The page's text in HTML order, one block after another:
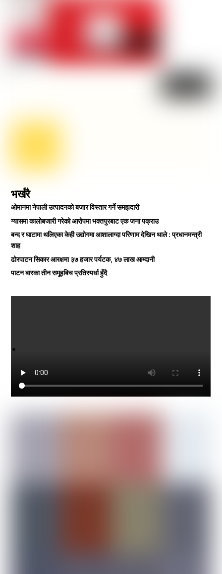
भर्खरै
ओमानमा नेपाली उत्पादनको बजार विस्तार गर्ने समझदारी
ग्यासमा कालोबजारी गरेको आरोपमा भक्तपुरबाट एक जना पक्राउ
बन्द र घाटामा थलिएका केही उद्योगमा आशालाग्दा परिणाम देखिन थाले : प्रधानमन्त्री
शाह
ढोरपाटन सिकार आरक्षमा ३७ हजार पर्यटक, ४७ लाख आम्दानी
पाटन बारका तीन समूहबिच प्रतिस्पर्धा हुँदै